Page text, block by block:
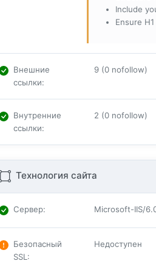
Include
Ensure
Внешние
ссылки:
9 (0 nofollow)
Внутренние
ссылки:
2 (0 nofollow)
Технология сайта
Сервер: Microsoft-IIS/
Безопасный
SSL:
Недоступен